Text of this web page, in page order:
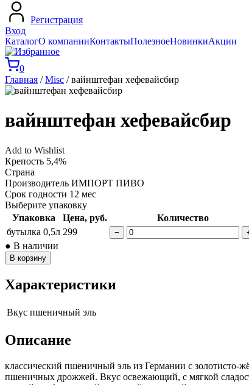
Вход
Регистрация
КаталогО компанииКонтактыПолезноеНовинкиАкции
0
Главная /Misc / вайнштефан хефевайсбир
вайнштефан хефевайсбир
Add to Wishlist
Крепость 5,4%
Страна
Производитель ИМПОРТ ПИВО
Срок годности 12 мес
Выберите упаковку
Упаковка
Цена, руб.
Количество
бутылка 0,5л 299 −
● В наличии
В корзину
Характеристики
Вкус пшеничный эль
Описание
классический пшеничный эль из Германии с золотисто-
пшеничных дрожжей. Вкус освежающий, с мягкой